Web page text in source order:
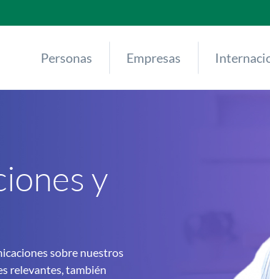
Personas Empresas
y
sobre nuestros
relevantes, también